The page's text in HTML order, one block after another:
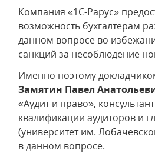
Компания «1С-Рарус»
возможность бухгалтерам
данном вопросе во
санкций за несоблюдение
Именно поэтому
Замятин Павел
«Аудит и право»,
квалификации аудиторов и
(университет им.
в данном вопросе.